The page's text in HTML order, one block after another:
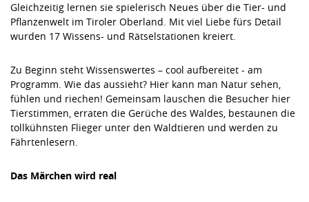
Gleichzeitig lernen sie spielerisch Neues über die Tier- und
Pflanzenwelt im Tiroler Oberland. Mit viel Liebe fürs Detail
wurden 17 Wissens- und Rätselstationen kreiert.
Zu Beginn steht Wissenswertes – cool aufbereitet - am
Programm. Wie das aussieht? Hier kann man Natur sehen,
fühlen und riechen! Gemeinsam lauschen die Besucher hier
Tierstimmen, erraten die Gerüche des Waldes, bestaunen die
tollkühnsten Flieger unter den Waldtieren und werden zu
Fährtenlesern.
Das Märchen wird real